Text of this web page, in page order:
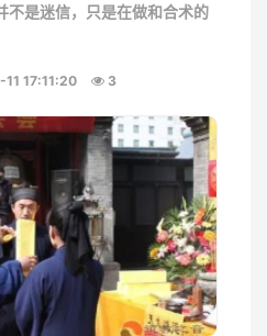
不是迷信，只是在做和合术的
17:11:20 3